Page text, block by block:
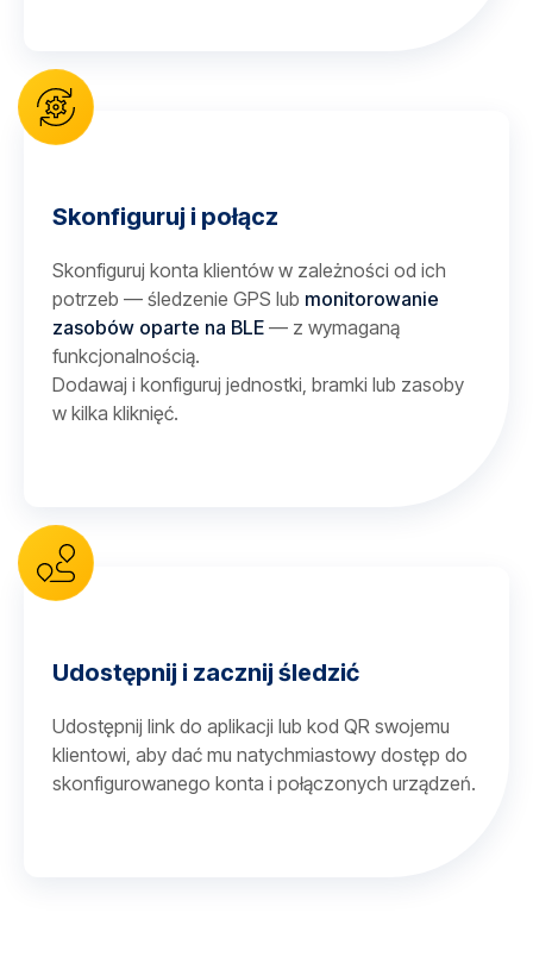
Skonfiguruj i połącz
Skonfiguruj konta klientów w zależności od ich
potrzeb — śledzenie GPS lub monitorowanie
zasobów oparte na BLE — z wymaganą
funkcjonalnością.
Dodawaj i konfiguruj jednostki, bramki lub zasoby
w kilka kliknięć.
Udostępnij i zacznij śledzić
Udostępnij link do aplikacji lub kod QR swojemu
klientowi, aby dać mu natychmiastowy dostęp do
skonfigurowanego konta i połączonych urządzeń.